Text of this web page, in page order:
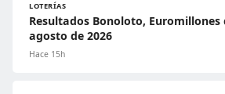
LOTERÍAS
Resultados Bonoloto, Euromillones
agosto de 2026
Hace 15h